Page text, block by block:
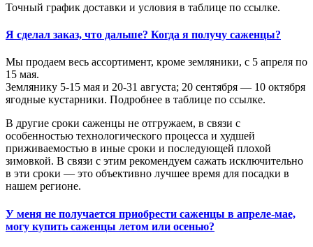
Точный график доставки и условия в таблице по ссылке.
Я сделал заказ, что дальше? Когда я получу саженцы?
Мы продаем весь ассортимент, кроме земляники, с 5 апреля по
15 мая.
Землянику 5-15 мая и 20-31 августа; 20 сентября — 10 октября
ягодные кустарники. Подробнее в таблице по ссылке.
В другие сроки саженцы не отгружаем, в связи с
особенностью технологического процесса и худшей
приживаемостью в иные сроки и последующей плохой
зимовкой. В связи с этим рекомендуем сажать исключительно
в эти сроки — это объективно лучшее время для посадки в
нашем регионе.
У меня не получается приобрести саженцы в апреле-мае,
могу купить саженцы летом или осенью?